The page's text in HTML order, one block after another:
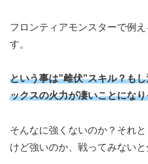
フロンティアモンスターで例
す。
という事は”雌伏”スキル？も
ックスの火力が凄いことにな
そんなに強くないのか？それ
けど強いのか、戦ってみないと